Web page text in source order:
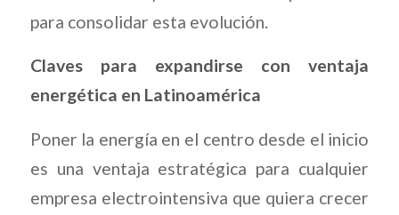
para consolidar esta evolución.
Claves para expandirse con ventaja
energética en Latinoamérica
Poner la energía en el centro desde el inicio
es una ventaja estratégica para cualquier
empresa electrointensiva que quiera crecer